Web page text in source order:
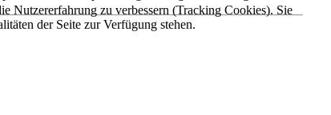
Nutzererfahrung zu verbessern (Tracking Cookies). Sie
der Seite zur Verfügung stehen.